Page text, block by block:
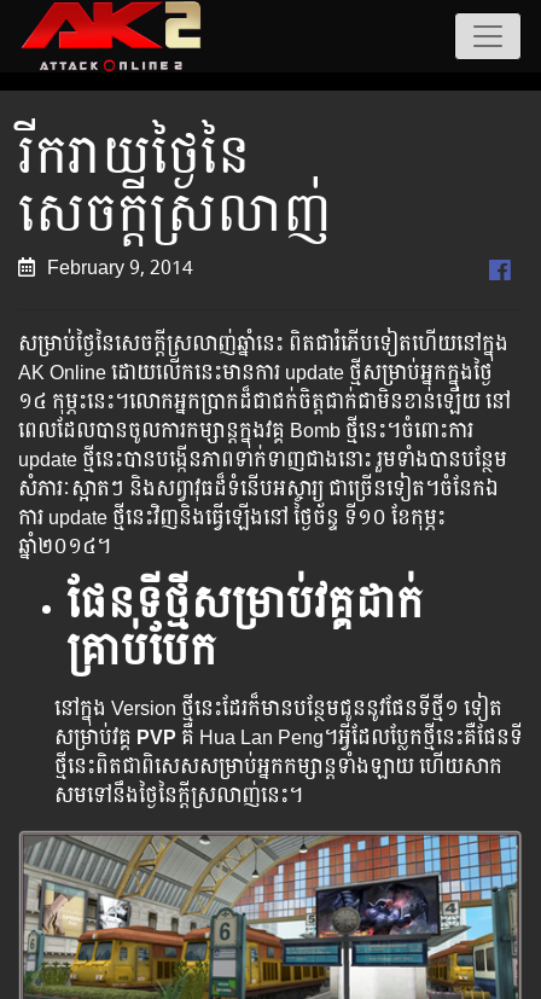
រីករាយថ្ងៃនៃ
សេចក្តីស្រលាញ់
February 9, 2014
សម្រាប់ថ្ងៃនៃសេចក្តីស្រលាញ់ឆ្នាំនេះ ពិតជារំភើប​ទៀត​ហើយ​នៅ​ក្នុង​​
AK Online ​ដោយ​លើក​នេះ​មាន​ការ​ update ​ថ្មី​សម្រាប់​អ្នក​ក្នុង​ថ្ងៃ​
១៤ ​កុម្ភះ​នេះ​។​​​​​​​លោក​អ្នក​ប្រាក​ដ៏​ជា​ជក់​ចិត្ត​ជាក់​ជា​មិន​ខាន់​ឡើយ​ ​នៅ​
ពេល​ដែល​បាន​ចូល​ការ​កម្សាន្ត​ក្នុង​វគ្គ​ ​Bomb​ ​ថ្មី​នេះ​។​​​​​​​​ចំពោះ​​​​​ការ​​​ ​
update ​​​​ថ្មី​​​​នេះ​​​​បាន​​​​បង្កើន​​​​​ភាព​​​​​​​ទាក់​​​​ទាញ​​​​ជាង​​នោះ​​ រួម​​ទាំង​​​​បាន​​​​​បន្ថែម​
សំភារៈ​​ស្អាត​​ៗ ​និង​​​សព្វាវុធ​​ដ៏​​ទំនើប​​​​អស្ចារ្យ​ ​​​ជា​​​ច្រើន​​ទៀត​។​​ចំនែក​​ឯ​​
ការ update ​ថ្មី​នេះ​​វិញ​​និង​​ធ្វើ​​ឡើង​​នៅ​​ ថ្ងៃ​ច័ន្ទ ​​ទី១០ ខែកុម្ភះ​​ ​
ឆ្នាំ២០១៤​។
ផែនទីថ្មីសម្រាប់វគ្គដាក់
គ្រាប់បែក
នៅក្នុង Version ថ្មី​នេះ​ដែរ​ក៏​មាន​បន្ថែម​ជូន​នូវ​ផែន​ទីថ្មី​១ ទៀត​
សម្រាប់​វគ្គ​ PVP គឺ Hua Lan Peng។​អ្វី​​ដែល​​ប្លែកថ្មី​​​នេះ​​​គឺ​​​ផែន​​ទី​​
ថ្មី​នេះ​​​ពិត​​​ជា​​​ពិសេស​​​​សម្រាប់​​អ្នក​​កម្សាន្ត​​ទាំង​​ឡាយ​ ​​ហើយ​​សាក​
សម​​ទៅ​​នឹង​​ថ្ងៃ​នៃ​ក្តី​ស្រលាញ់​នេះ​។